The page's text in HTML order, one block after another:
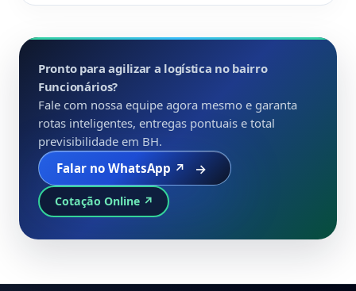
Pronto para agilizar a logística no bairro
Funcionários?
Fale com nossa equipe agora mesmo e garanta
rotas inteligentes, entregas pontuais e total
previsibilidade em BH.
Falar no WhatsApp ↗
Cotação Online ↗